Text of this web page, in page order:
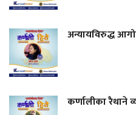
अन्यायविरुद्ध
कर्णालीका रैथाने